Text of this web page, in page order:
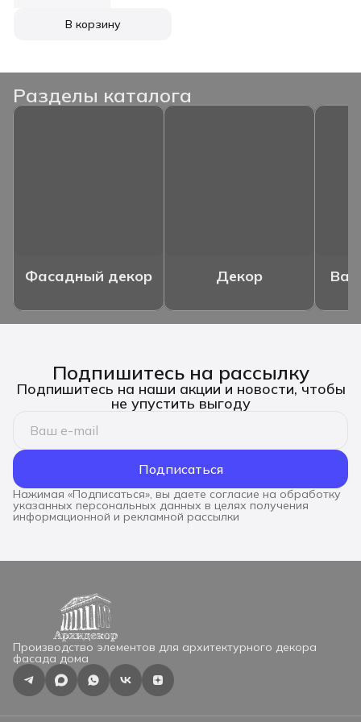
В корзину
Разделы каталога
Фасадный декор Декор
Подпишитесь на рассылку
Подпишитесь на наши акции и новости, чтобы
не упустить выгоду
Подписаться
Нажимая «Подписаться», вы даете согласие на обработку
указанных персональных данных в целях получения
информационной и рекламной рассылки
Производство элементов для архитектурного декора
фасада дома